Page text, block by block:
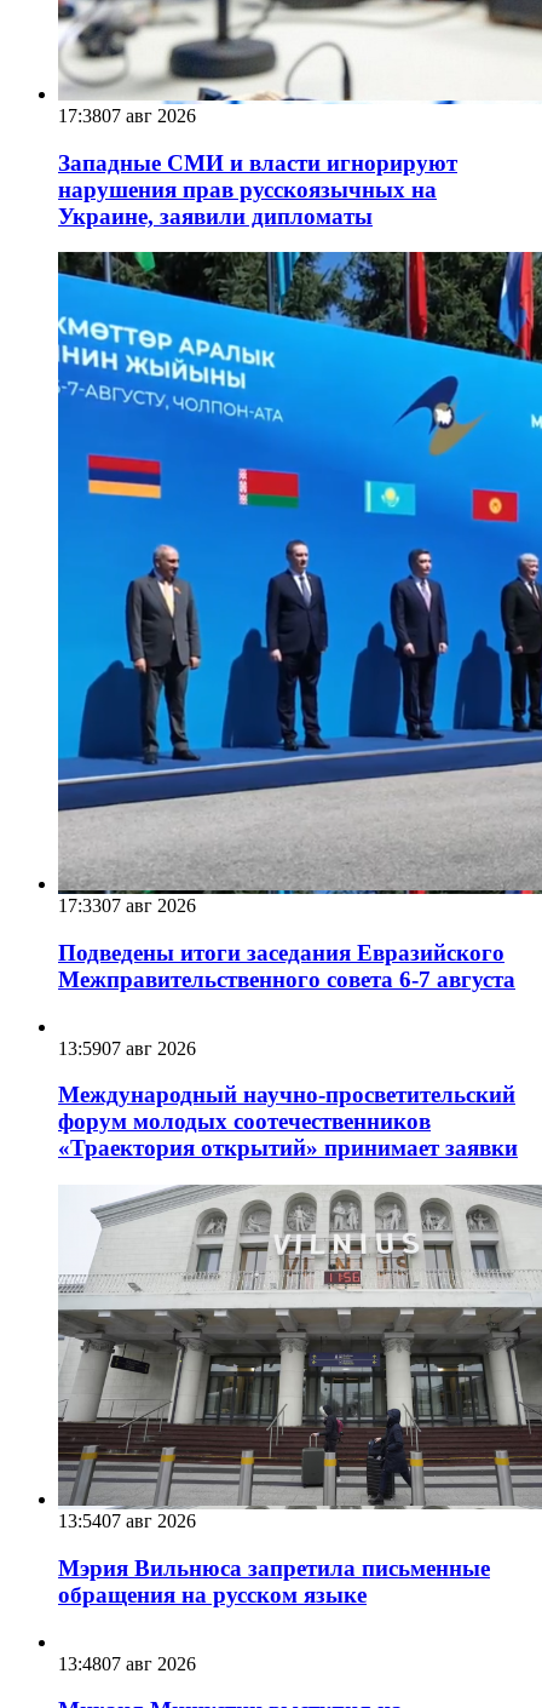
17:3807 авг 2026
Западные СМИ и власти игнорируют
нарушения прав русскоязычных на
Украине, заявили дипломаты
17:3307 авг 2026
Подведены итоги заседания Евразийского
Межправительственного совета 6-7 августа
13:5907 авг 2026
Международный научно-просветительский
форум молодых соотечественников
«Траектория открытий» принимает заявки
13:5407 авг 2026
Мэрия Вильнюса запретила письменные
обращения на русском языке
13:4807 авг 2026